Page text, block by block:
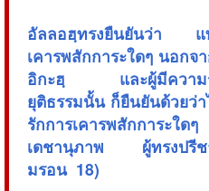
อัลลอฮฺทรงยืนยันว่า แ
เคารพสักการะใดๆ นอกจ
อิกะฮฺ และผู้มีความรู้ใ
ยุติธรรมนั้น ก็ยืนยันด้วยว่
รักการเคารพสักการะใ
เดชานุภาพ ผู้ทรงปรี
มรอน 18)